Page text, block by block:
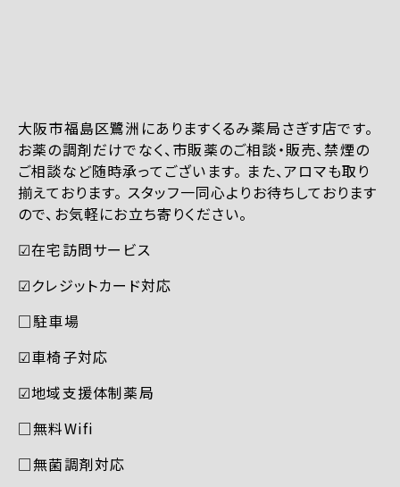
大阪市福島区鷺洲にありますくるみ薬局さぎす店です。
お薬の調剤だけでなく、市販薬のご相談・販売、禁煙の
ご相談など随時承ってございます。 また、アロマも取り
揃えております。 スタッフ一同心よりお待ちしております
ので、お気軽にお立ち寄りください。
☑︎在宅訪問サービス
☑︎クレジットカード対応
□駐車場
☑︎車椅子対応
☑︎地域支援体制薬局
□無料Wifi
□無菌調剤対応